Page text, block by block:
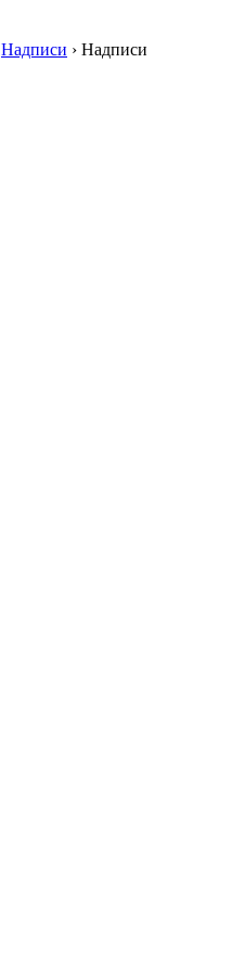
Надписи › Надписи